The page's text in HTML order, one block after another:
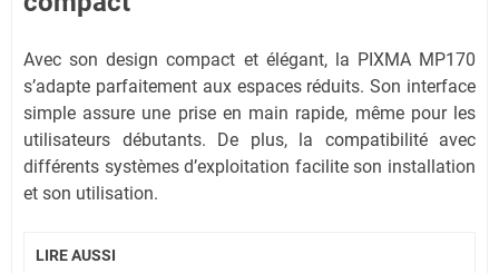
Avec son design compact et élégant, la PIXMA MP170
s’adapte parfaitement aux espaces réduits. Son interface
simple assure une prise en main rapide, même pour les
utilisateurs débutants. De plus, la compatibilité avec
différents systèmes d’exploitation facilite son installation
et son utilisation.
LIRE AUSSI